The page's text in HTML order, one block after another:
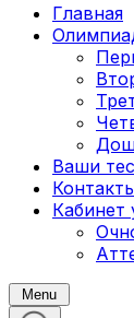
Главная
Ваши
Кабинет
Menu